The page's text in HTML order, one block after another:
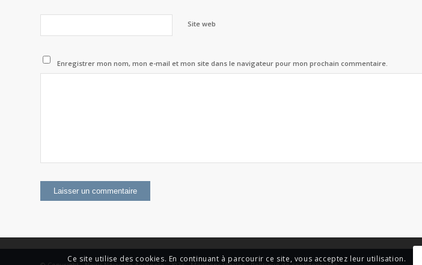
Site web
Enregistrer mon nom, mon e-mail et mon site dans le navigateur pour mon prochain commentaire.
Ce site utilise des cookies. En continuant à parcourir ce site, vous acceptez leur utilisation.